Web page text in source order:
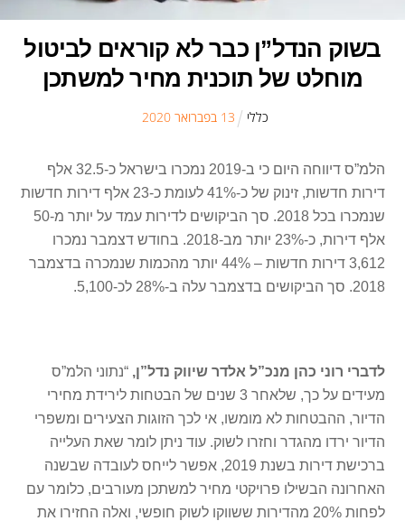
בשוק הנדל”ן כבר לא קוראים לביטול
מוחלט של תוכנית מחיר למשתכן
כללי 13 בפברואר 2020
הלמ”ס דיווחה היום כי ב-2019 נמכרו בישראל כ-32.5 אלף
דירות חדשות, זינוק של כ-41% לעומת כ-23 אלף דירות חדשות
שנמכרו בכל 2018. סך הביקושים לדירות עמד על יותר מ-50
אלף דירות, כ-23% יותר מב-2018. בחודש דצמבר נמכרו
3,612 דירות חדשות – 44% יותר מהכמות שנמכרה בדצמבר
2018. סך הביקושים בדצמבר עלה ב-28% לכ-5,100.
לדברי רוני כהן מנכ”ל אלדר שיווק נדל”ן, “נתוני הלמ”ס
מעידים על כך, שלאחר 3 שנים של הבטחות לירידת מחירי
הדיור, ההבטחות לא מומשו, אי לכך הזוגות הצעירים ומשפרי
הדיור ירדו מהגדר וחזרו לשוק. עוד ניתן לומר שאת העלייה
ברכישת דירות בשנת 2019, אפשר לייחס לעובדה שבשנה
האחרונה הבשילו פרויקטי מחיר למשתכן מעורבים, כלומר עם
לפחות 20% מהדירות ששווקו לשוק חופשי, ואלה החזירו את